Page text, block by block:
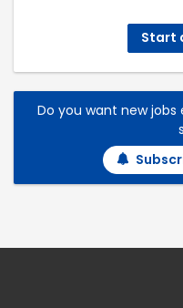
Start
Do you want new